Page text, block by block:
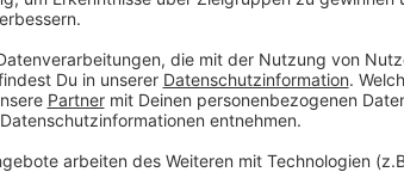
Was die Hotspot-Regelung aussagt
Anzeige